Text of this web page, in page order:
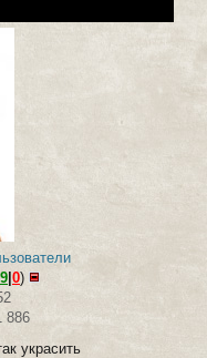
|0)
886
украсить